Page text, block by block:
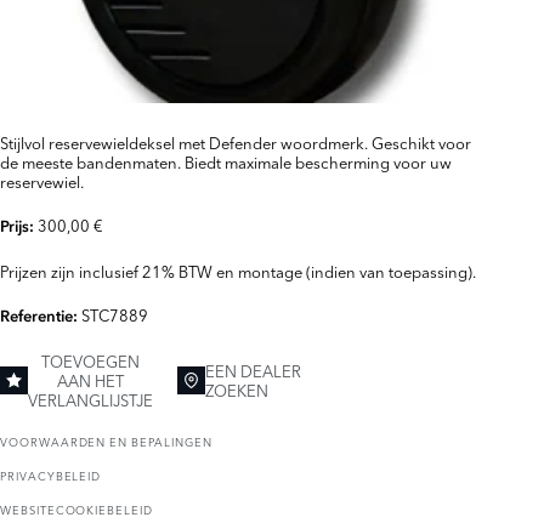
Stijlvol reservewieldeksel met Defender woordmerk. Geschikt voor
de meeste bandenmaten. Biedt maximale bescherming voor uw
reservewiel.
Prijs: 300,00 €
Prijzen zijn inclusief 21% BTW en montage (indien van toepassing).
Referentie: STC7889
TOEVOEGEN
AAN HET
VERLANGLIJSTJE
EEN DEALER
ZOEKEN
VOORWAARDEN EN BEPALINGEN
PRIVACYBELEID
WEBSITECOOKIEBELEID